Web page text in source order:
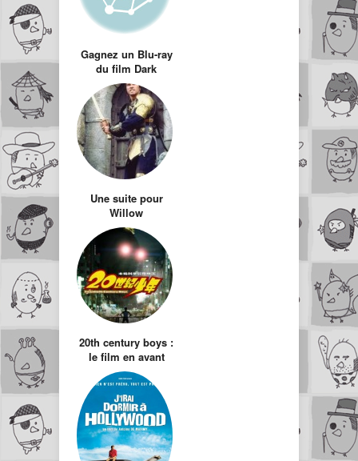
Gagnez un Blu-ray
du film Dark
Shadows
Une suite pour
Willow
20th century boys :
le film en avant
première mondiale
en France